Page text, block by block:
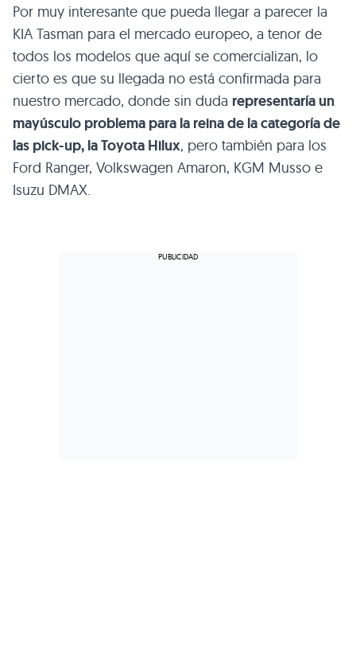
Por muy interesante que pueda llegar a parecer la
KIA Tasman para el mercado europeo, a tenor de
todos los modelos que aquí se comercializan, lo
cierto es que su llegada no está confirmada para
nuestro mercado, donde sin duda representaría un
mayúsculo problema para la reina de la categoría de
las pick-up, la Toyota Hilux, pero también para los
Ford Ranger, Volkswagen Amaron, KGM Musso e
Isuzu DMAX.